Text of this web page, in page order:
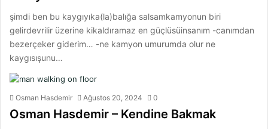
şimdi ben bu kaygıyıka(la)balığa salsamkamyonun biri
gelirdevrilir üzerine kikaldıramaz en güçlüsüinsanım -canımdan
bezerçeker giderim… -ne kamyon umurumda olur ne
kaygısışunu…
Osman Hasdemir Ağustos 20, 2024 0
Osman Hasdemir – Kendine Bakmak